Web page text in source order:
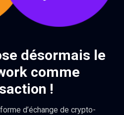
désormais le
comme
!
d’échange de crypto-